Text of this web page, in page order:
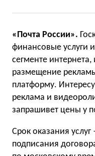
«Почта России».
финансовые услуги
сегменте
размещение
платформу.
реклама и
запрашивет цены у
Срок оказания
подписания